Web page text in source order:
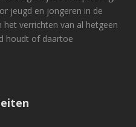
jeugd en jongeren in de
het verrichten van al hetgeen
houdt of daartoe